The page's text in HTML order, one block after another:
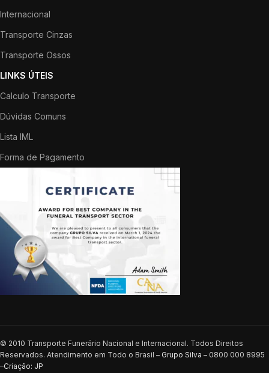
Internacional
Transporte Cinzas
Transporte Ossos
LINKS ÚTEIS
Calculo Transporte
Dúvidas Comuns
Lista IML
Forma de Pagamento
© 2010 Transporte Funerário Nacional e Internacional. Todos Direitos
Reservados. Atendimento em Todo o Brasil – Grupo Silva – 0800 000 8995
–Criação: JP